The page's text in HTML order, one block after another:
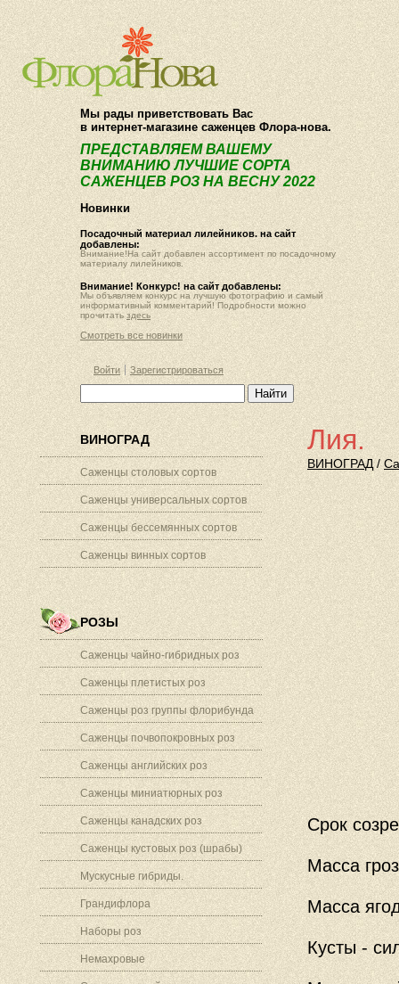
О компании Как купить
Мы рады приветствовать Вас
в интернет-магазине саженцев Флора-нова.
ПРЕДСТАВЛЯЕМ ВАШЕМУ
ВНИМАНИЮ ЛУЧШИЕ СОРТА
САЖЕНЦЕВ РОЗ НА ВЕСНУ 2022
Новинки
Посадочный материал лилейников. на сайт
добавлены:
Внимание!На сайт добавлен ассортимент по посадочному
материалу лилейников.
Внимание! Конкурс! на сайт добавлены:
Мы объявляем конкурс на лучшую фотографию и самый
информативный комментарий! Подробности можно
прочитать здесь
Смотреть все новинки
Войти Зарегистрироваться
ВИНОГРАД
Саженцы столовых сортов
Саженцы универсальных сортов
Саженцы бессемянных сортов
Саженцы винных сортов
РОЗЫ
Саженцы чайно-гибридных роз
Саженцы плетистых роз
Саженцы роз группы флорибунда
Саженцы почвопокровных роз
Саженцы английских роз
Саженцы миниатюрных роз
Саженцы канадских роз
Саженцы кустовых роз (шрабы)
Мускусные гибриды.
Грандифлора
Наборы роз
Немахровые
Лия.
ВИНОГРАД/
Срок
Масса
Масса
Кусты -